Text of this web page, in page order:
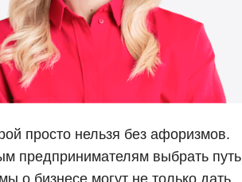
просто нельзя без афоризмов.
предпринимателям выбрать путь
о бизнесе могут не только дать